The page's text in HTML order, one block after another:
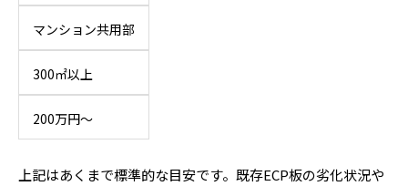
マンション共用部
300㎡以上
200万円〜
上記はあくまで標準的な目安です。既存ECP板の劣化状況や